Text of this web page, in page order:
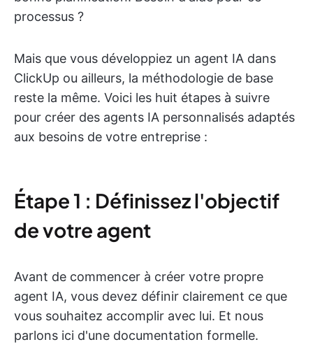
processus ?
Mais que vous développiez un agent IA dans
ClickUp ou ailleurs, la méthodologie de base
reste la même. Voici les huit étapes à suivre
pour créer des agents IA personnalisés adaptés
aux besoins de votre entreprise :
Étape 1 : Définissez l'objectif
de votre agent
Avant de commencer à créer votre propre
agent IA, vous devez définir clairement ce que
vous souhaitez accomplir avec lui. Et nous
parlons ici d'une documentation formelle.